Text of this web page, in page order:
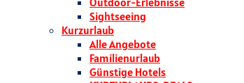
Sightseeing
Kurzurlaub
Alle Angebote
Familienurlaub
Günstige Hotels